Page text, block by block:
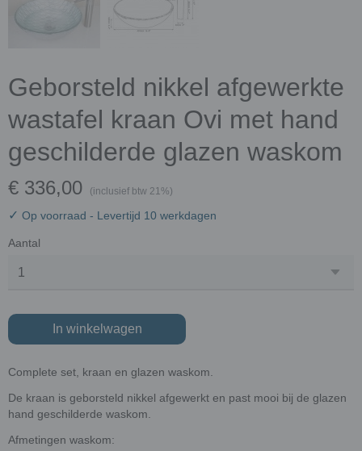
Geborsteld nikkel afgewerkte
wastafel kraan Ovi met hand
geschilderde glazen waskom
€ 336,00 (inclusief btw 21%)
✓ Op voorraad - Levertijd 10 werkdagen
Aantal
In winkelwagen
Complete set, kraan en glazen waskom.
De kraan is geborsteld nikkel afgewerkt en past mooi bij de glazen
hand geschilderde waskom.
Afmetingen waskom: